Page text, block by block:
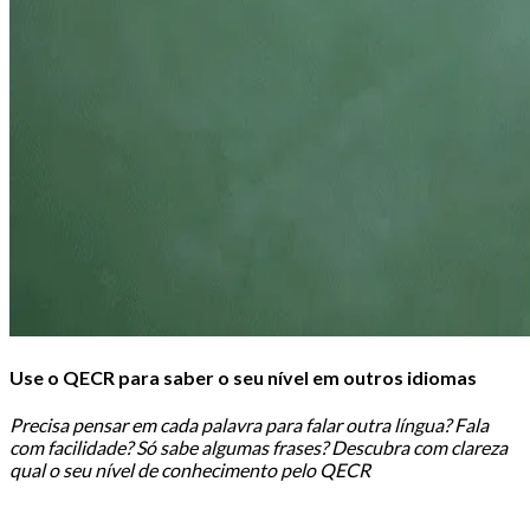
Use o QECR para saber o seu nível em outros idiomas
Precisa pensar em cada palavra para falar outra língua? Fala
com facilidade? Só sabe algumas frases? Descubra com clareza
qual o seu nível de conhecimento pelo QECR